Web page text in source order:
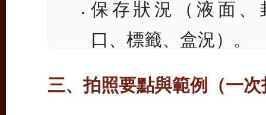
保存狀況（液面、
口、標籤、盒況）。
三、拍照要點與範例（一